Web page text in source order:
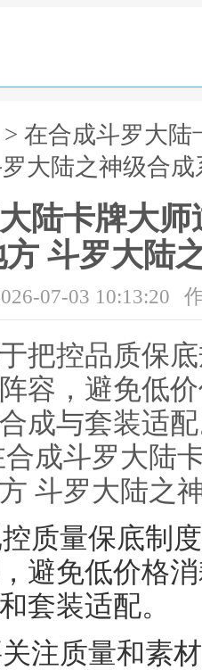
> 在合成斗罗大
大陆之神级合成
陆卡牌大
斗罗大陆
07-03 10:13:20
把控品质保
容，避免低
成与套装适
成斗罗大陆
斗罗大陆之
质量保底制
避免低价格
套装适配。
注质量和素